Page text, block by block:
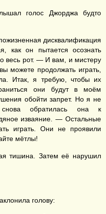
голос Джорджа будто
дисквалификация
как он пытается осознать
весь рот. — И вам, и мистеру
можете продолжать играть,
Итак, я требую, чтобы их
они будут в моём
обойти запрет. Но я не
обратилась она к
изваяние. — Остальные
играть. Они не проявили
мётлы!
тишина. Затем её нарушил
голову: